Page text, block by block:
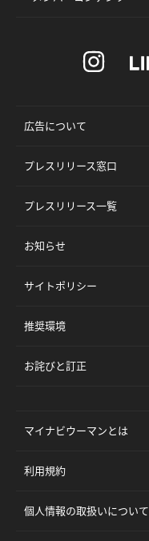
広告について
プレスリリース窓口
プレスリリース一覧
お知らせ
サイトポリシー
推奨環境
お詫びと訂正
マイナビウーマンとは
利用規約
個人情報の取扱いについて